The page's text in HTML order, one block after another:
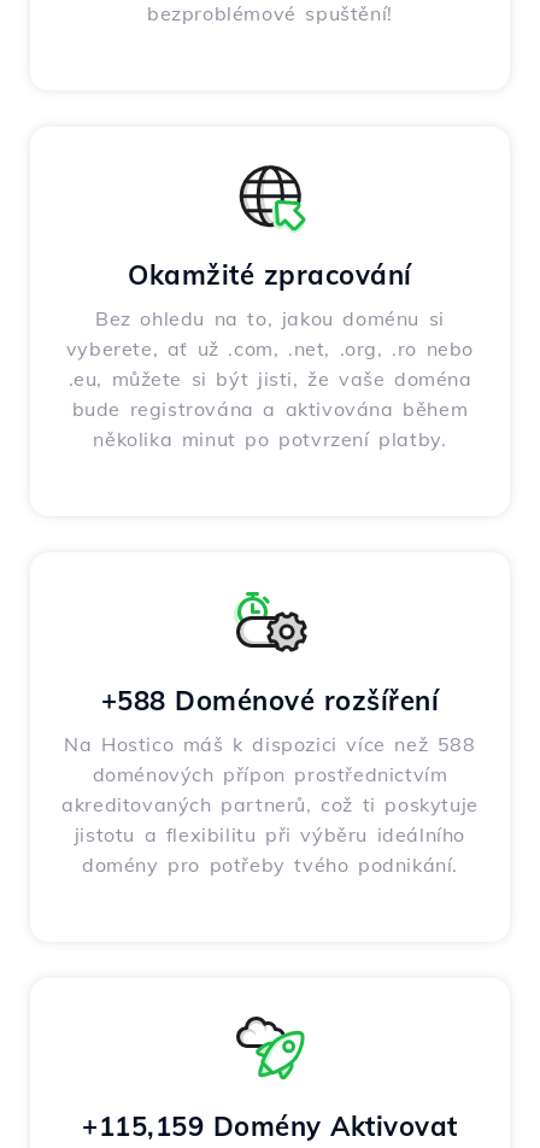
bezproblémové spuštění!
Okamžité zpracování
Bez ohledu na to, jakou doménu si
vyberete, ať už .com, .net, .org, .ro nebo
.eu, můžete si být jisti, že vaše doména
bude registrována a aktivována během
několika minut po potvrzení platby.
+588 Doménové rozšíření
Na Hostico máš k dispozici více než 588
doménových přípon prostřednictvím
akreditovaných partnerů, což ti poskytuje
jistotu a flexibilitu při výběru ideálního
domény pro potřeby tvého podnikání.
+115,159 Domény Aktivovat